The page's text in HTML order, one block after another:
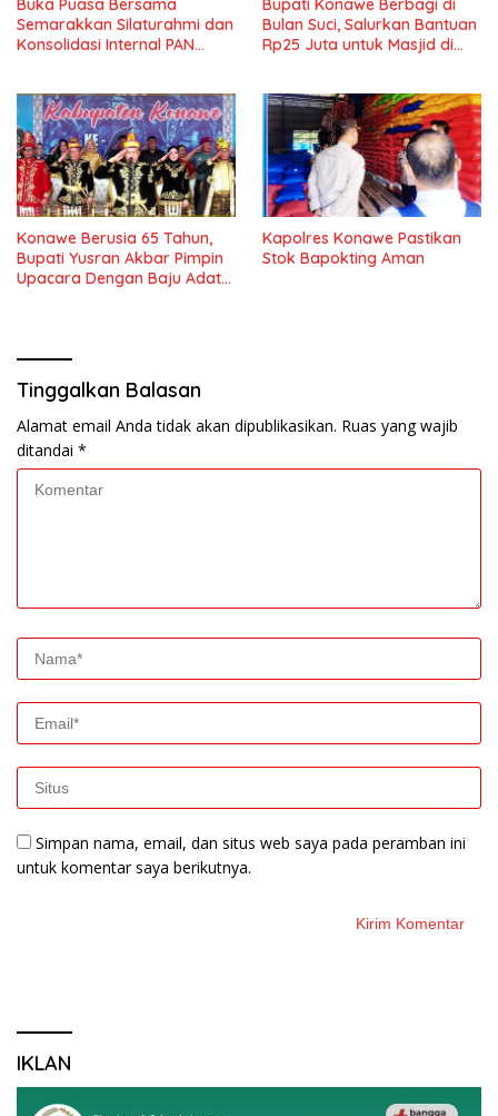
Buka Puasa Bersama
Semarakkan Silaturahmi dan
Konsolidasi Internal PAN
Bupati Konawe Berbagi di
Bulan Suci, Salurkan Bantuan
Rp25 Juta untuk Masjid di
Konawe Berusia 65 Tahun,
Bupati Yusran Akbar Pimpin
Upacara Dengan Baju Adat
Kapolres Konawe Pastikan
Stok Bapokting Aman
Tinggalkan Balasan
Alamat email Anda tidak akan dipublikasikan. Ruas yang wajib
ditandai *
Simpan nama, email, dan situs web saya pada peramban ini
untuk komentar saya berikutnya.
IKLAN